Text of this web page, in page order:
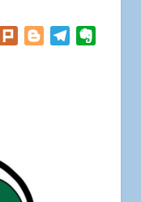
Facebook
Plurk BloggerTelegram